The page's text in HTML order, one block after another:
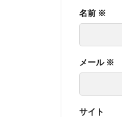
名前 ※
メール ※
サイト